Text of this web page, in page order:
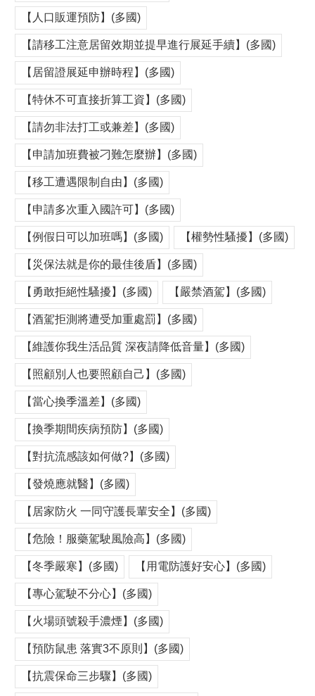
【人口販運預防】(多國)
【請移工注意居留效期並提早進行展延手續】(多國)
【居留證展延申辦時程】(多國)
【特休不可直接折算工資】(多國)
【請勿非法打工或兼差】(多國)
【申請加班費被刁難怎麼辦】(多國)
【移工遭遇限制自由】(多國)
【申請多次重入國許可】(多國)
【例假日可以加班嗎】(多國) 【權勢性騷擾】(多國)
【災保法就是你的最佳後盾】(多國)
【勇敢拒絕性騷擾】(多國) 【嚴禁酒駕】(多國)
【酒駕拒測將遭受加重處罰】(多國)
【維護你我生活品質 深夜請降低音量】(多國)
【照顧別人也要照顧自己】(多國)
【當心換季溫差】(多國)
【換季期間疾病預防】(多國)
【對抗流感該如何做?】(多國)
【發燒應就醫】(多國)
【居家防火 一同守護長輩安全】(多國)
【危險！服藥駕駛風險高】(多國)
【冬季嚴寒】(多國) 【用電防護好安心】(多國)
【專心駕駛不分心】(多國)
【火場頭號殺手濃煙】(多國)
【預防鼠患 落實3不原則】(多國)
【抗震保命三步驟】(多國)